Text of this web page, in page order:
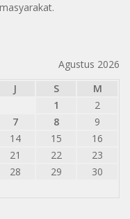
Agustus 2026
J S
M
1
2
7 8
9
14 15
16
21 22
23
28 29
30